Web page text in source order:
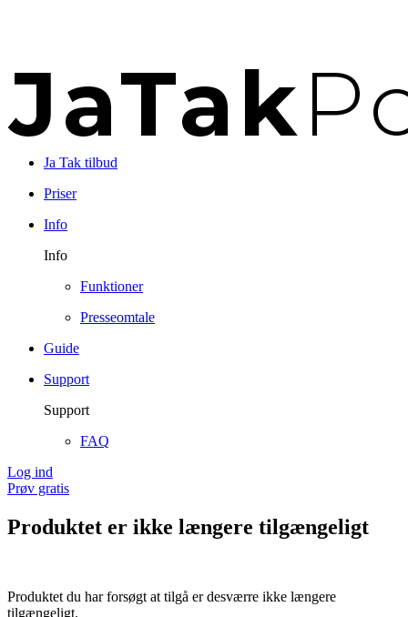
Ja Tak tilbud
Priser
Info
Info
Funktioner
Presseomtale
Guide
Support
Support
FAQ
Log ind
Prøv gratis
Produktet er ikke længere tilgængeligt
Produktet du har forsøgt at tilgå er desværre ikke længere
tilgængeligt.